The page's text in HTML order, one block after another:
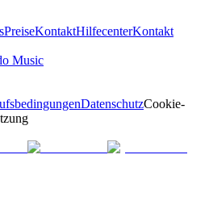
PreiseKontaktHilfecenterKontakt
Music
DatenschutzCookie-